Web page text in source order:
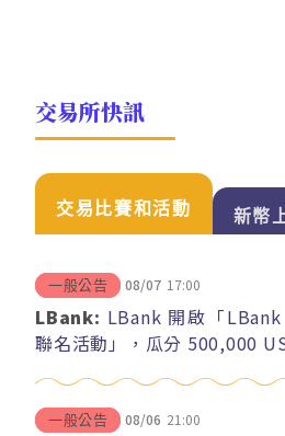
交易所快訊
交易比賽和活動 新幣
一般公告 08/07 17:00
LBank: LBank 開啟「
聯名活動」，瓜分 500,000
一般公告 08/06 21:00